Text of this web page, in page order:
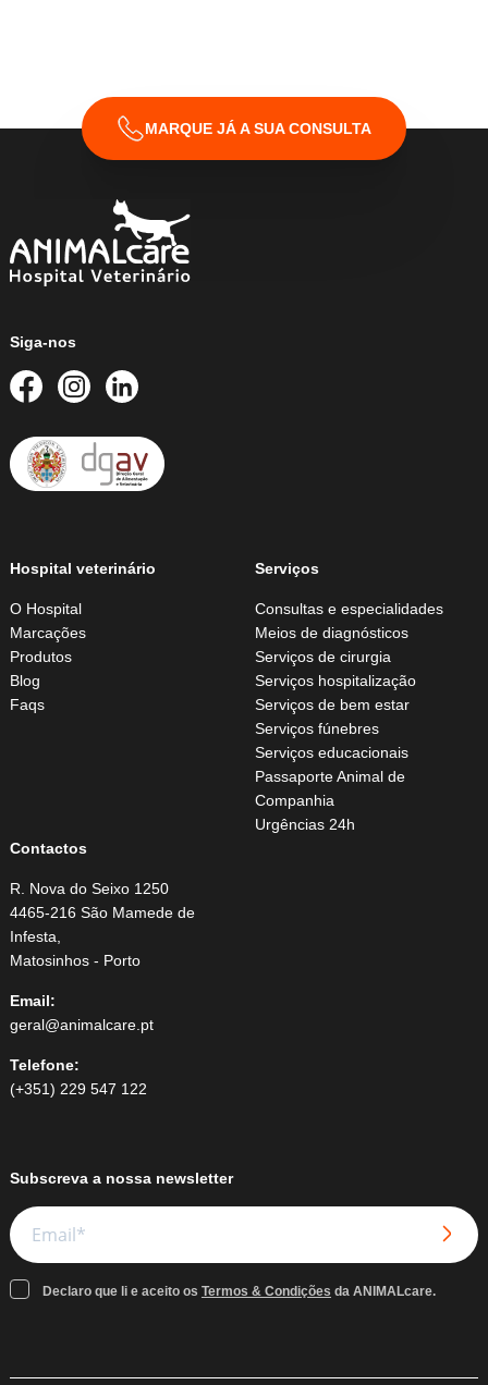
MARQUE JÁ A SUA CONSULTA
Siga-nos
Hospital veterinário
O Hospital
Marcações
Produtos
Blog
Faqs
Serviços
Consultas e especialidades
Meios de diagnósticos
Serviços de cirurgia
Serviços hospitalização
Serviços de bem estar
Serviços fúnebres
Serviços educacionais
Passaporte Animal de
Companhia
Urgências 24h
Contactos
R. Nova do Seixo 1250
4465-216 São Mamede de
Infesta,
Matosinhos - Porto
Email:
geral@animalcare.pt
Telefone:
(+351) 229 547 122
Subscreva a nossa newsletter
Declaro que li e aceito os Termos & Condições da ANIMALcare.